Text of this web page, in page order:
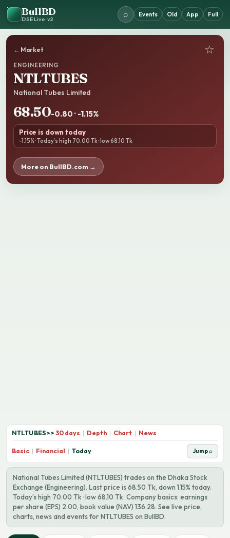
BullBD
DSE Live · v2
⌕ Events Old App Full
← Market ☆
ENGINEERING
NTLTUBES
National Tubes Limited
68.50-0.80 · -1.15%
Price is down today
-1.15% · Today’s high 70.00 Tk · low 68.10 Tk
More on BullBD.com →
NTLTUBES>> 30 days | Depth | Chart | News
Basic | Financial | Today Jump ⌕
National Tubes Limited (NTLTUBES) trades on the Dhaka Stock
Exchange (Engineering). Last price is 68.50 Tk, down 1.15% today.
Today’s high 70.00 Tk · low 68.10 Tk. Company basics: earnings
per share (EPS) 2.00, book value (NAV) 136.28. See live price,
charts, news and events for NTLTUBES on BullBD.